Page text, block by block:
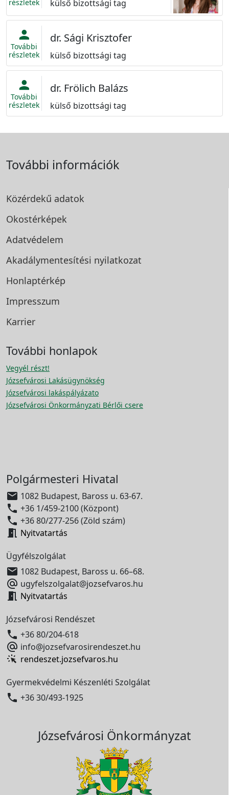
részletek külső bizottsági tag
person
További
részletek
dr. Sági Krisztofer
külső bizottsági tag
person
További
részletek
dr. Frölich Balázs
külső bizottsági tag
További információk
Közérdekű adatok
Okostérképek
Adatvédelem
Akadálymentesítési nyilatkozat
Honlaptérkép
Impresszum
Karrier
További honlapok
Vegyél részt!
Józsefvárosi Lakásügynökség
Józsefvárosi lakáspályázato
Józsefvárosi Önkormányzati Bérlői csere
Polgármesteri Hivatal
 1082 Budapest, Baross u. 63-67.
 +36 1/459-2100 (Központ)
 +36 80/277-256 (Zöld szám)
 Nyitvatartás
Ügyfélszolgálat
 1082 Budapest, Baross u. 66–68.
 ugyfelszolgalat@jozsefvaros.hu
 Nyitvatartás
Józsefvárosi Rendészet
 +36 80/204-618
 info@jozsefvarosirendeszet.hu
rendeszet.jozsefvaros.hu
Gyermekvédelmi Készenléti Szolgálat
 +36 30/493-1925
Józsefvárosi Önkormányzat